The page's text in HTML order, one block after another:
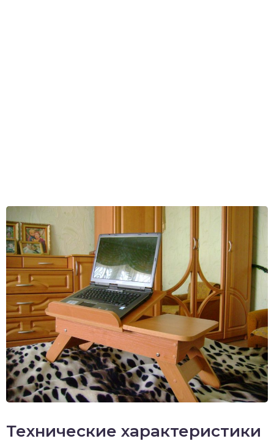
Технические характеристики